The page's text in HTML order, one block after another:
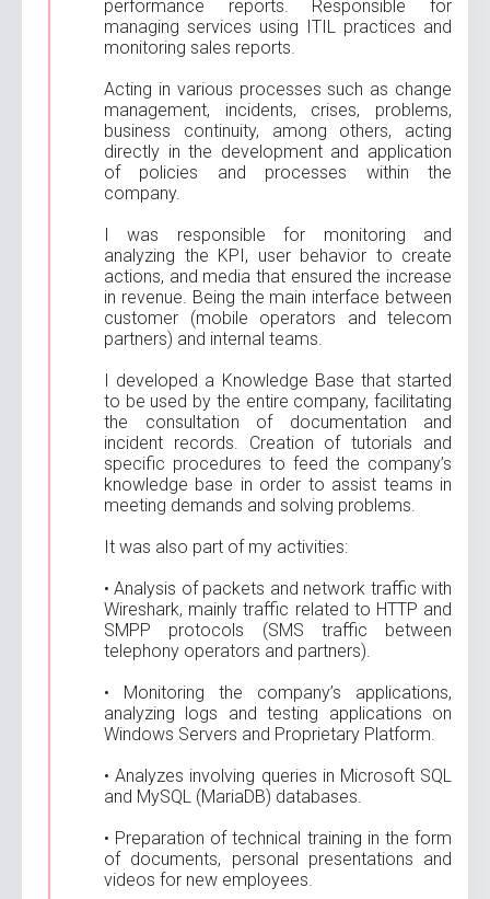
performance reports. Responsible for
managing services using ITIL practices and
monitoring sales reports.
Acting in various processes such as change
management, incidents, crises, problems,
business continuity, among others, acting
directly in the development and application
of policies and processes within the
company.
I was responsible for monitoring and
analyzing the KPI, user behavior to create
actions, and media that ensured the increase
in revenue. Being the main interface between
customer (mobile operators and telecom
partners) and internal teams.
I developed a Knowledge Base that started
to be used by the entire company, facilitating
the consultation of documentation and
incident records. Creation of tutorials and
specific procedures to feed the company’s
knowledge base in order to assist teams in
meeting demands and solving problems.
It was also part of my activities:
• Analysis of packets and network traffic with
Wireshark, mainly traffic related to HTTP and
SMPP protocols (SMS traffic between
telephony operators and partners).
• Monitoring the company’s applications,
analyzing logs and testing applications on
Windows Servers and Proprietary Platform.
• Analyzes involving queries in Microsoft SQL
and MySQL (MariaDB) databases.
• Preparation of technical training in the form
of documents, personal presentations and
videos for new employees.